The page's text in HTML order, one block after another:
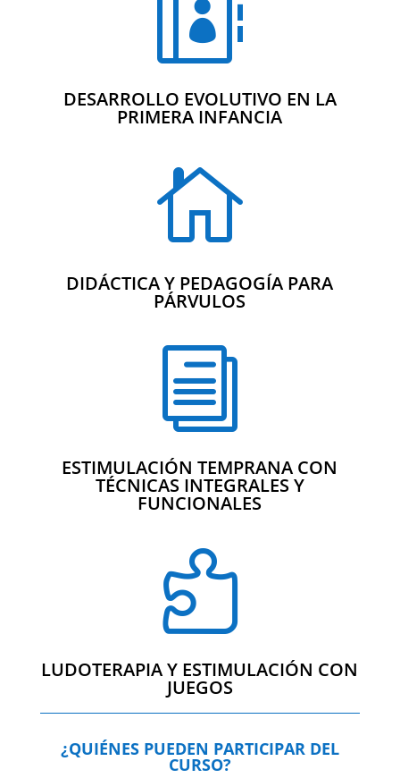

DESARROLLO EVOLUTIVO EN LA
PRIMERA INFANCIA

DIDÁCTICA Y PEDAGOGÍA PARA
PÁRVULOS
i
ESTIMULACIÓN TEMPRANA CON
TÉCNICAS INTEGRALES Y
FUNCIONALES

LUDOTERAPIA Y ESTIMULACIÓN CON
JUEGOS
¿QUIÉNES PUEDEN PARTICIPAR DEL
CURSO?